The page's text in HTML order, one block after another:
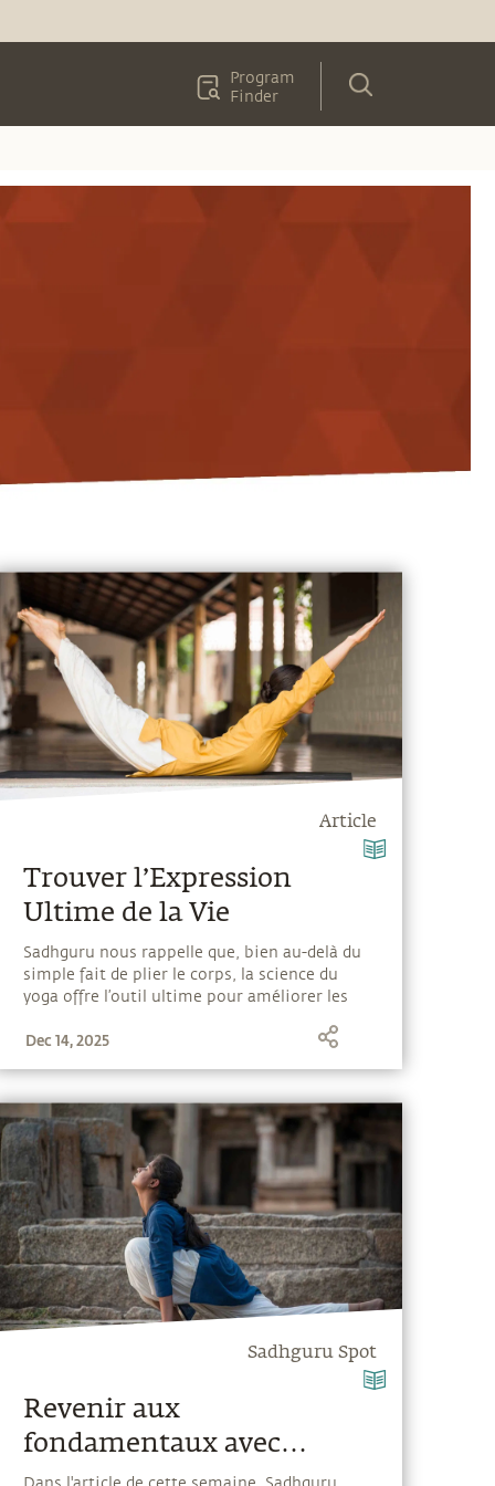
Program
Finder
Article
Trouver l’Expression
Ultime de la Vie
Sadhguru nous rappelle que, bien au-delà du
simple fait de plier le corps, la science du
yoga offre l’outil ultime pour améliorer les
haut niveau du corps et du mental.
Dec 14, 2025
Sadhguru Spot
Revenir aux
fondamentaux avec
Suryakriya